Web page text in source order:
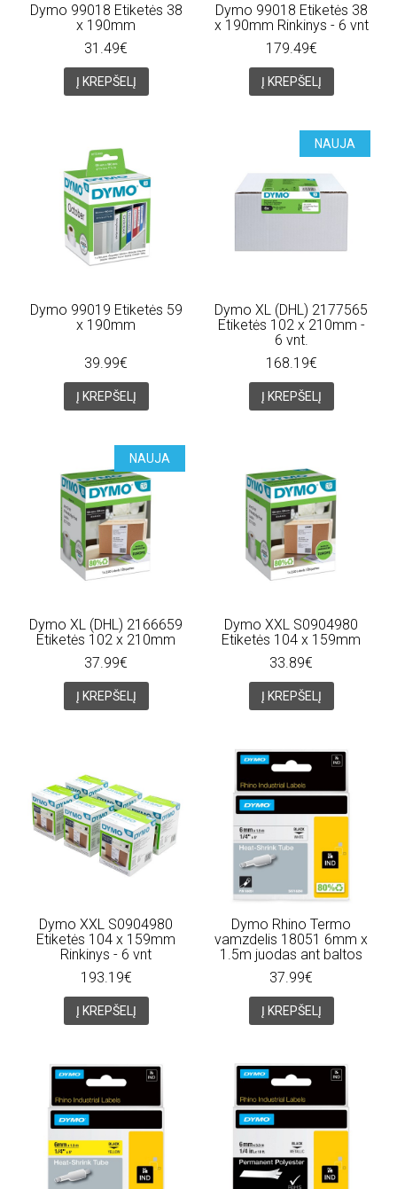
Dymo 99018 Etiketės 38
x 190mm
31.49€
Į KREPŠELĮ
Dymo 99018 Etiketės 38
x 190mm Rinkinys - 6 vnt
179.49€
Į KREPŠELĮ
Dymo 99019 Etiketės 59
x 190mm
39.99€
Į KREPŠELĮ
NAUJA
Dymo XL (DHL) 2177565
Etiketės 102 x 210mm -
6 vnt.
168.19€
Į KREPŠELĮ
NAUJA
Dymo XL (DHL) 2166659
Etiketės 102 x 210mm
37.99€
Į KREPŠELĮ
Dymo XXL S0904980
Etiketės 104 x 159mm
33.89€
Į KREPŠELĮ
Dymo XXL S0904980
Etiketės 104 x 159mm
Rinkinys - 6 vnt
193.19€
Į KREPŠELĮ
Dymo Rhino Termo
vamzdelis 18051 6mm x
1.5m juodas ant baltos
37.99€
Į KREPŠELĮ